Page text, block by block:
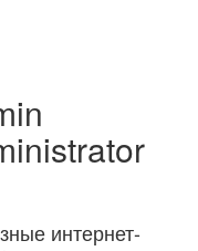
интернет-